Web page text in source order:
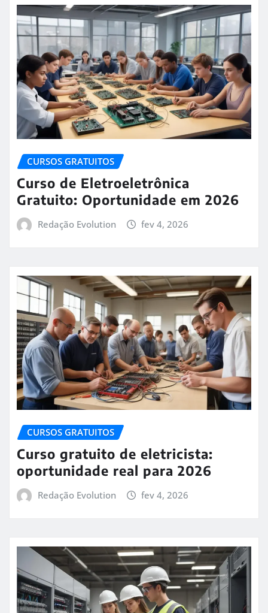
CURSOS GRATUITOS
Curso de Eletroeletrônica
Gratuito: Oportunidade em 2026
Redação Evolution fev 4, 2026
CURSOS GRATUITOS
Curso gratuito de eletricista:
oportunidade real para 2026
Redação Evolution fev 4, 2026